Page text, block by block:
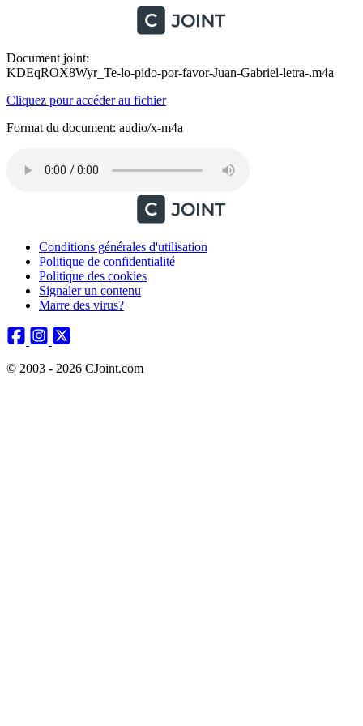
Document joint:
KDEqROX8Wyr_Te-lo-pido-por-favor-Juan-Gabriel-letra-.m4a
Cliquez pour accéder au fichier
Format du document: audio/x-m4a
Conditions générales d'utilisation
Politique de confidentialité
Politique des cookies
Signaler un contenu
Marre des virus?
© 2003 - 2026 CJoint.com